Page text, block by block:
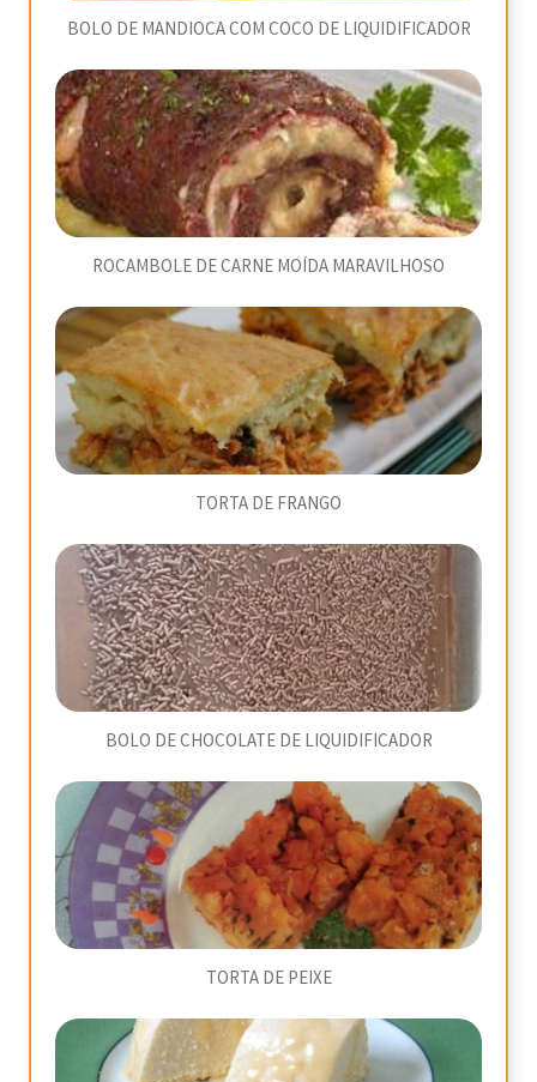
BOLO DE MANDIOCA COM COCO DE LIQUIDIFICADOR
ROCAMBOLE DE CARNE MOÍDA MARAVILHOSO
TORTA DE FRANGO
BOLO DE CHOCOLATE DE LIQUIDIFICADOR
TORTA DE PEIXE